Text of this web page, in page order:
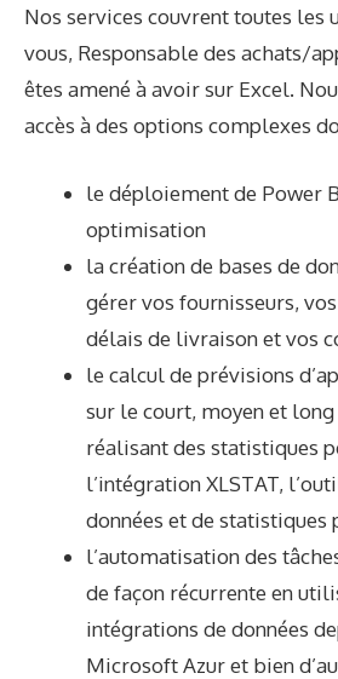
Nos services couvrent toutes les
vous, Responsable des achats/
êtes amené à avoir sur Excel.
accès à des options complexes
le déploiement de Power
optimisation
la création de bases de
gérer vos fournisseurs,
délais de livraison et vos
le calcul de prévisions
sur le court, moyen et
réalisant des statistiques
l’intégration XLSTAT,
données et de statistiques
l’automatisation des
de façon récurrente en
intégrations de données
Microsoft Azur et bien